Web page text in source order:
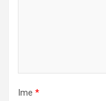
Ime *